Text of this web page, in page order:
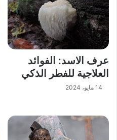
عرف الاسد: الفوائد
العلاجية للفطر الذكي
14 مايو، 2024